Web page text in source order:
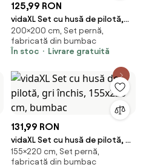
125,99 RON
vidaXL Set cu husă de pilotă,
gri, 200x200 cm, bumbac
200×200 cm, Set pernă,
fabricată din bumbac
În stoc
Livrare gratuită
131,99 RON
vidaXL Set cu husă de pilotă, gri
închis, 155x220 cm, bumbac
155×220 cm, Set pernă,
fabricată din bumbac